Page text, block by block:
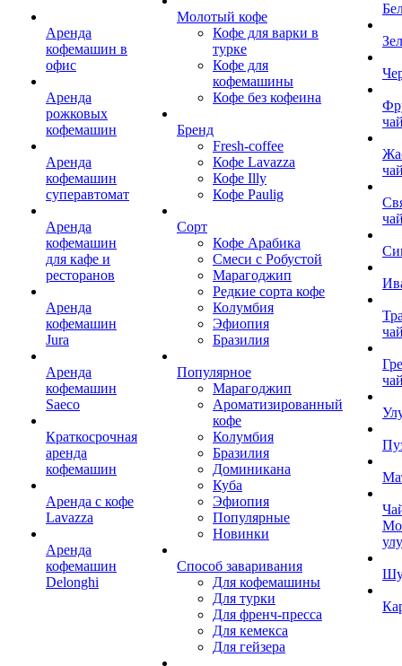
Аренда
кофемашин в
офис
Аренда
рожковых
кофемашин
Аренда
кофемашин
суперавтомат
Аренда
кофемашин
для кафе и
ресторанов
Аренда
кофемашин
Jura
Аренда
кофемашин
Saeco
Краткосрочная
аренда
кофемашин
Аренда с кофе
Lavazza
Аренда
кофемашин
Delonghi
Молотый кофе
Кофе для варки в
турке
Кофе для
кофемашины
Кофе без кофеина
Бренд
Fresh-coffee
Кофе Lavazza
Кофе Illy
Кофе Paulig
Сорт
Кофе Арабика
Смеси с Робустой
Марагоджип
Редкие сорта кофе
Колумбия
Эфиопия
Бразилия
Популярное
Марагоджип
Ароматизированный
кофе
Колумбия
Бразилия
Доминикана
Куба
Эфиопия
Популярные
Новинки
Способ заваривания
Для кофемашины
Для турки
Для френч-пресса
Для кемекса
Для гейзера
Шу